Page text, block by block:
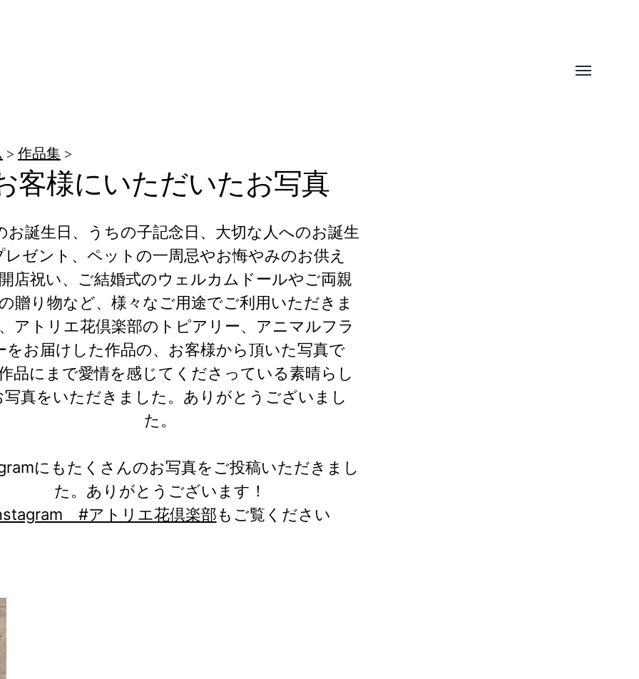
Toggle
作品集
客様にいただいたお写真
お誕生日、うちの子記念日、大切な人へのお誕生
レゼント、ペットの一周忌やお悔やみのお供え
店祝い、ご結婚式のウェルカムドールやご両親
贈り物など、様々なご用途でご利用いただきま
アトリエ花倶楽部のトピアリー、アニマルフラ
をお届けした作品の、お客様から頂いた写真で
品にまで愛情を感じてくださっている素晴らし
写真をいただきました。ありがとうございまし
た。
にもたくさんのお写真をご投稿いただきまし
た。ありがとうございます！
#アトリエ花倶楽部もご覧ください